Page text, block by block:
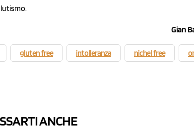
Gian
gluten free intolleranza nichel free
ANCHE